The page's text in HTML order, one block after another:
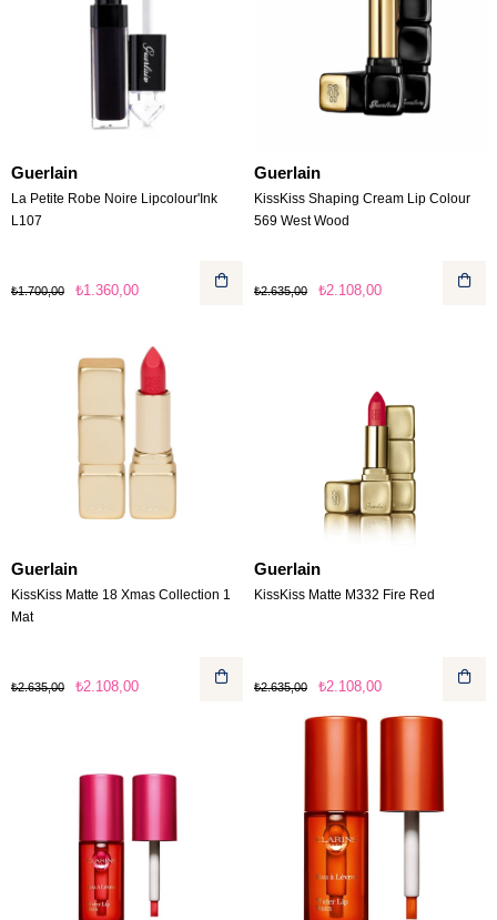
Guerlain
La Petite Robe Noire Lipcolour'Ink
L107
₺1.360,00
₺1.700,00
Guerlain
KissKiss Shaping Cream Lip Colour
569 West Wood
₺2.108,00
₺2.635,00
Guerlain
KissKiss Matte 18 Xmas Collection 1
Mat
₺2.108,00
₺2.635,00
Guerlain
KissKiss Matte M332 Fire Red
₺2.108,00
₺2.635,00